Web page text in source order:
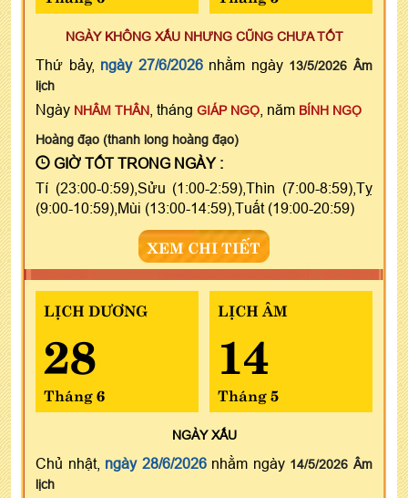
NGÀY KHÔNG XẤU NHƯNG CŨNG CHƯA TỐT
Thứ bảy, ngày 27/6/2026nhằm ngày 13/5/2026 Âm
lịch
Ngày NHÂM THÂN , tháng GIÁP NGỌ , năm BÍNH NGỌ
Hoàng đạo (thanh long hoàng đạo)
GIỜ TỐT TRONG NGÀY :
Tí (23:00-0:59),Sửu (1:00-2:59),Thìn (7:00-8:59),Tỵ
(9:00-10:59),Mùi (13:00-14:59),Tuất (19:00-20:59)
XEM CHI TIẾT
LỊCH DƯƠNG
28
Tháng 6
LỊCH ÂM
14
Tháng 5
NGÀYXẤU
Chủ nhật, ngày 28/6/2026nhằm ngày 14/5/2026 Âm
lịch